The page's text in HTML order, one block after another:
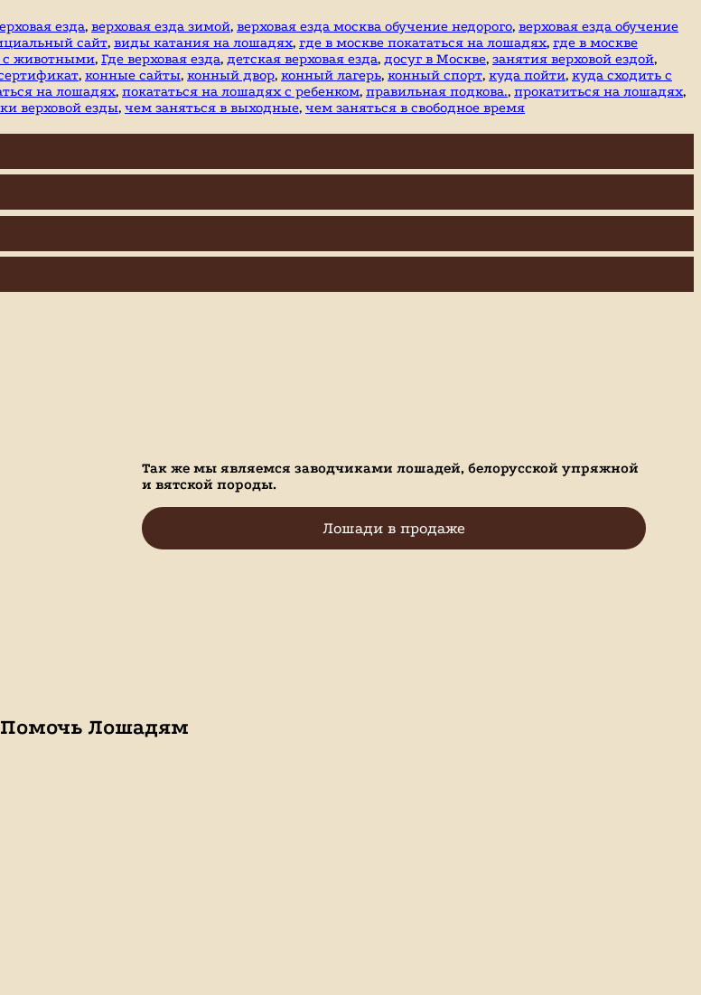
езда, верховая езда зимой, верховая езда москва обучение недорого, верховая езда обучение
сайт, виды катания на лошадях, где в москве покататься на лошадях, где в москве
с животными, Где верховая езда, детская верховая езда, досуг в Москве, занятия верховой ездой,
, конные сайты, конный двор, конный лагерь, конный спорт, куда пойти, куда сходить с
на лошадях, покататься на лошадях с ребенком, правильная подкова., прокатиться на лошадях,
верховой езды, чем заняться в выходные, чем заняться в свободное время
Так же мы являемся заводчиками лошадей, белорусской упряжной
и вятской породы.
Лошади в продаже
Помочь Лошадям